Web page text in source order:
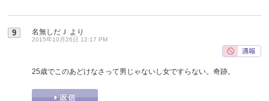
9 名無しだＪ より
2015年10月26日 12:17 PM
25歳でこのあどけなさって男じゃないし女ですらない。奇跡。